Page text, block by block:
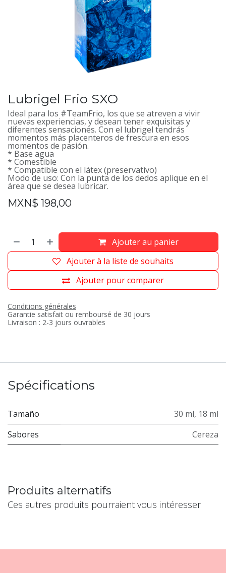
Lubrigel Frio SXO
Ideal para los #TeamFrio, los que se atreven a vivir
nuevas experiencias, y desean tener exquisitas y
diferentes sensaciones. Con el lubrigel tendrás
momentos más placenteros de frescura en esos
momentos de pasión.
* Base agua
* Comestible
* Compatible con el látex (preservativo)
Modo de uso: Con la punta de los dedos aplique en el
área que se desea lubricar.
MXN$ 198,00
Ajouter au panier
Ajouter pour comparer
Ajouter à la liste de souhaits
Conditions générales
Garantie satisfait ou remboursé de 30 jours
Livraison : 2-3 jours ouvrables
Spécifications
Tamaño 30 ml, 18 ml
Sabores
Cereza
Produits alternatifs
Ces autres produits pourraient vous intéresser